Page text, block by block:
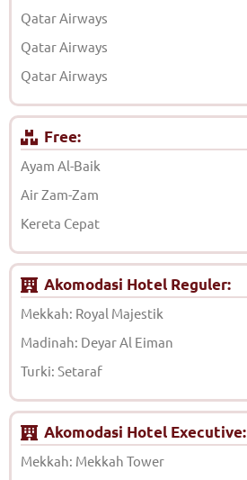
Qatar Airways
Qatar Airways
Qatar Airways
Free:
Ayam Al-Baik
Air Zam-Zam
Kereta Cepat
Akomodasi Hotel Reguler:
Mekkah: Royal Majestik
Madinah: Deyar Al Eiman
Turki: Setaraf
Akomodasi Hotel Executive:
Mekkah: Mekkah Tower